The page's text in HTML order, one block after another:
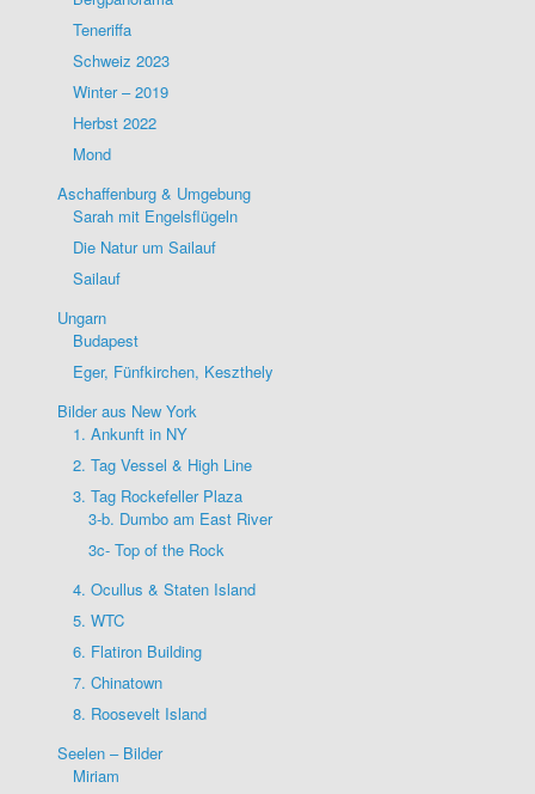
Teneriffa
Schweiz 2023
Winter – 2019
Herbst 2022
Mond
Aschaffenburg & Umgebung
Sarah mit Engelsflügeln
Die Natur um Sailauf
Sailauf
Ungarn
Budapest
Eger, Fünfkirchen, Keszthely
Bilder aus New York
1. Ankunft in NY
2. Tag Vessel & High Line
3. Tag Rockefeller Plaza
3-b. Dumbo am East River
3c- Top of the Rock
4. Ocullus & Staten Island
5. WTC
6. Flatiron Building
7. Chinatown
8. Roosevelt Island
Seelen – Bilder
Miriam